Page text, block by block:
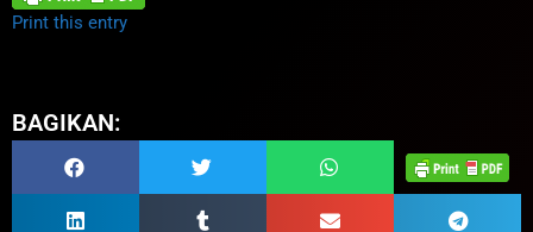
Print this entry
BAGIKAN: